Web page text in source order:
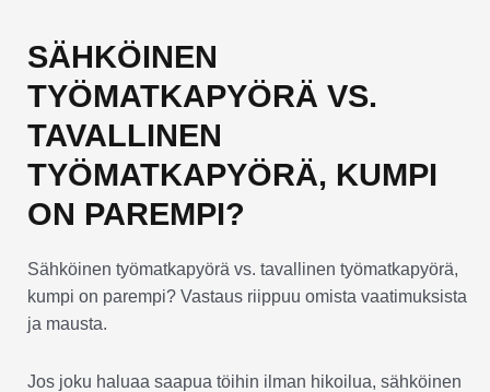
SÄHKÖINEN
TYÖMATKAPYÖRÄ VS.
TAVALLINEN
TYÖMATKAPYÖRÄ, KUMPI
ON PAREMPI?
Sähköinen työmatkapyörä vs. tavallinen työmatkapyörä,
kumpi on parempi? Vastaus riippuu omista vaatimuksista
ja mausta.
Jos joku haluaa saapua töihin ilman hikoilua, sähköinen